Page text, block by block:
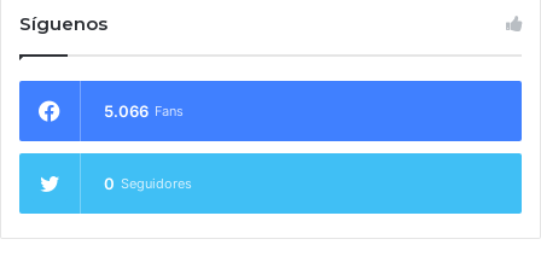
Síguenos
5.066 Fans
0 Seguidores